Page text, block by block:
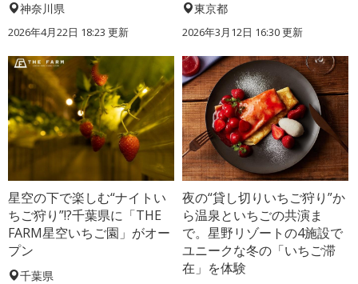
神奈川県
2026年4月22日 18:23 更新
東京都
2026年3月12日 16:30 更新
星空の下で楽しむ“ナイトい
ちご狩り”!?千葉県に「THE
FARM星空いちご園」がオー
プン
千葉県
夜の“貸し切りいちご狩り”か
ら温泉といちごの共演ま
で。星野リゾートの4施設で
ユニークな冬の「いちご滞
在」を体験